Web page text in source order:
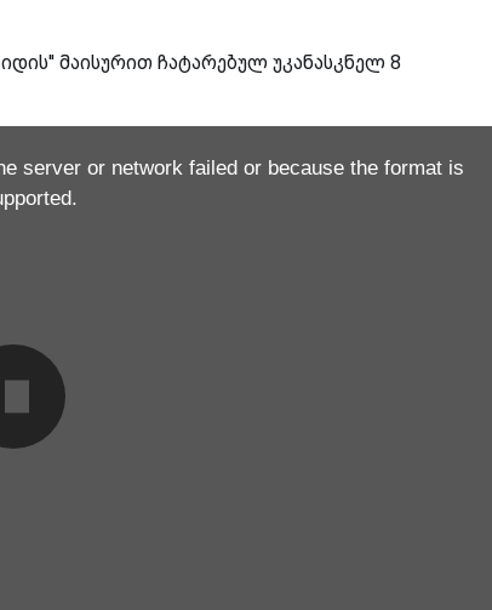
მაისურით ჩატარებულ უკანასკნელ 8
server or network failed or because the format is